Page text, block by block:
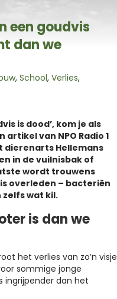
een goudvis
dan we
, School, Verlies,
is dood’, kom je als
van NPO Radio 1
dierenarts Hellemans
in de vuilnisbak of
wordt trouwens
overleden – bacteriën
zelfs wat kil.
is dan we
het verlies van zo’n visje
sommige jonge
ingrijpender dan het